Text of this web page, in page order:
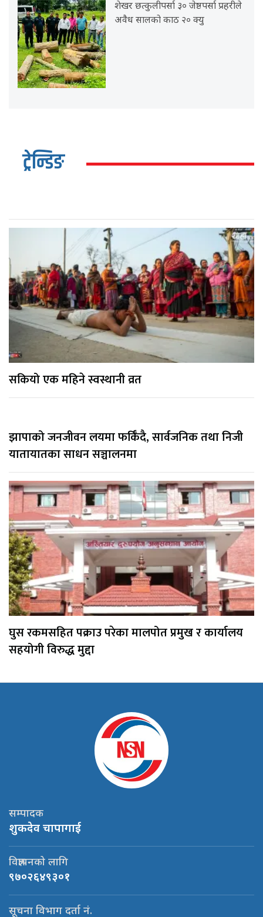
शेखर छत्कुलीपर्सा ३० जेष्ठपर्सा प्रहरीले
अवैध सालको काठ २० क्यु
ट्रेन्डिङ
सकियो एक महिने स्वस्थानी व्रत
झापाको जनजीवन लयमा फर्किँदै, सार्वजनिक तथा निजी
यातायातका साधन सञ्चालनमा
घुस रकमसहित पक्राउ परेका मालपोत प्रमुख र कार्यालय
सहयोगी विरुद्ध मुद्दा
सम्पादक
शुकदेव चापागाई
विज्ञापनको लागि
९७०२६४९३०१
सूचना विभाग दर्ता नं.